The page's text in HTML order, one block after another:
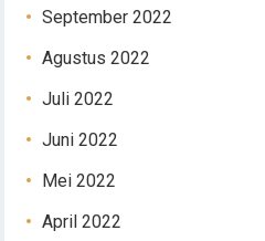
September 2022
Agustus 2022
Juli 2022
Juni 2022
Mei 2022
April 2022